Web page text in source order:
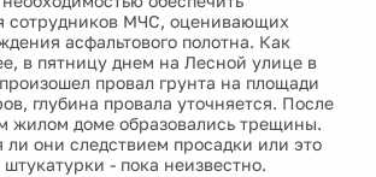
сотрудников МЧС, оценивающих
асфальтового полотна. Как
в пятницу днем на Лесной улице в
провал грунта на площади
глубина провала уточняется. После
жилом доме образовались трещины.
ли они следствием просадки или это
- пока неизвестно.